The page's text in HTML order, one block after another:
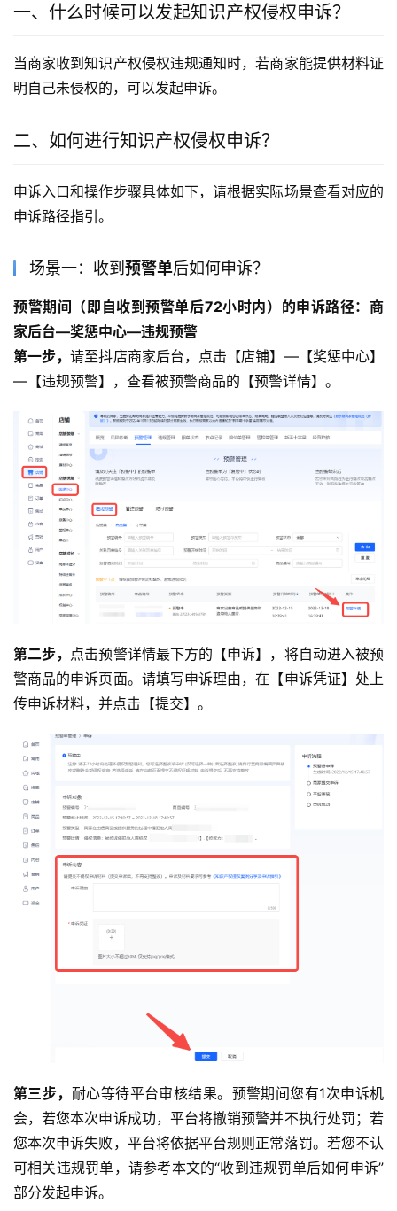
一、什么时候可以发起知识产权侵权申诉？
当商家收到知识产权侵权违规通知时，若商家能提供材料证
明自己未侵权的，可以发起申诉。
二、如何进行知识产权侵权申诉？
申诉入口和操作步骤具体如下，请根据实际场景查看对应的
申诉路径指引。
场景一：收到 预警单后如何申诉？
预警期间（即自收到预警单后72小时内）的申诉路径：商
家后台—奖惩中心—违规预警
第一步，请至抖店商家后台，点击【店铺】—【奖惩中心】
—【违规预警】，查看被预警商品的【预警详情】。
第二步， 点击预警详情最下方的【申诉】，将自动进入被预
警商品的申诉页面。请填写申诉理由，在【申诉凭证】处上
传申诉材料，并点击【提交】。
第三步， 耐心等待平台审核结果。预警期间您有1次申诉机
会，若您本次申诉成功，平台将撤销预警并不执行处罚；若
您本次申诉失败，平台将依据平台规则正常落罚。若您不认
可相关违规罚单，请参考本文的“收到违规罚单后如何申诉”
部分发起申诉。